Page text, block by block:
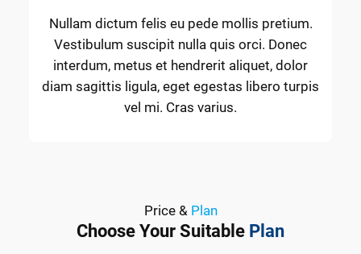
Nullam dictum felis eu pede mollis pretium.
Vestibulum suscipit nulla quis orci. Donec
interdum, metus et hendrerit aliquet, dolor
diam sagittis ligula, eget egestas libero turpis
vel mi. Cras varius.
Price & Plan
Choose Your Suitable Plan